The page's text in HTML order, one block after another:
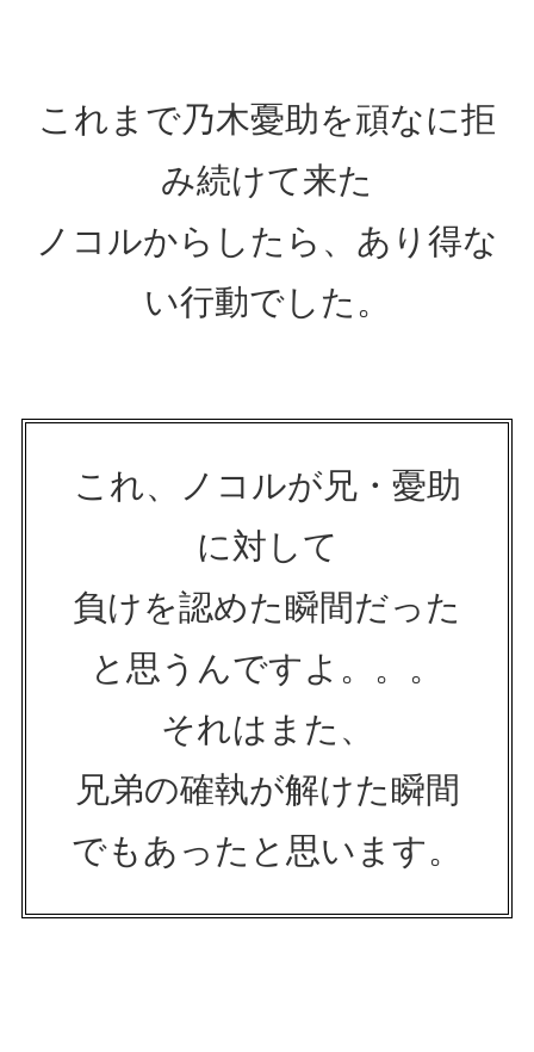
これまで乃木憂助を頑なに拒
み続けて来た
ノコルからしたら、あり得な
い行動でした。
これ、ノコルが兄・憂助
に対して
負けを認めた瞬間だった
と思うんですよ。。。
それはまた、
兄弟の確執が解けた瞬間
でもあったと思います。